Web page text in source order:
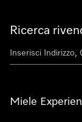
Ricerca
Miele